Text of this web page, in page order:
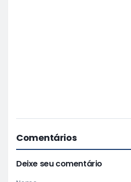
Comentários
Deixe seu comentário